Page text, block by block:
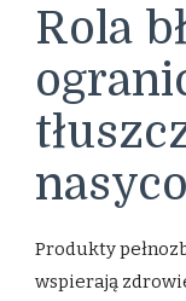
Rola
Produkty
wspierają